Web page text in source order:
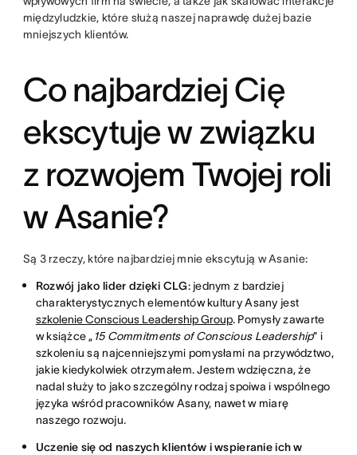
międzyludzkie, które służą naszej naprawdę dużej bazie
mniejszych klientów.
Co najbardziej Cię
ekscytuje w związku
z rozwojem Twojej roli
w Asanie?
Są 3 rzeczy, które najbardziej mnie ekscytują w Asanie:
Rozwój jako lider dzięki CLG: jednym z bardziej
charakterystycznych elementów kultury Asany jest
szkolenie Conscious Leadership Group. Pomysły zawarte
w książce „ 15 Commitments of Conscious Leadership” i
szkoleniu są najcenniejszymi pomysłami na przywództwo,
jakie kiedykolwiek otrzymałem. Jestem wdzięczna, że
nadal służy to jako szczególny rodzaj spoiwa i wspólnego
języka wśród pracowników Asany, nawet w miarę
naszego rozwoju.
Uczenie się od naszych klientów i wspieranie ich w